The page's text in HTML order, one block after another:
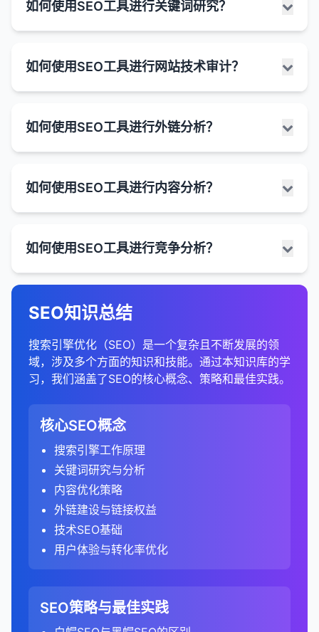
易于实施和维护，通常放置在页面的head部
将标记直接嵌入到HTML元素中。
RDFa：
不如JSON-ld和Microdata常用。
实施结构化数据的最佳实践：
使用推荐的JSON-LD格式。
确保结构化数据准确反映页面内容。
使用相关测试测试工具验证实施。
避免过度使用结构化数据或标记不相关的内容。
总结来说，结构化数据是SEO的重要组成部分，它帮
显示丰富片段，提高点击率和转化率。正确实施结构
化数据可以为网站带来明显的竞争优势，特别是在竞
争激烈的行业。
显示地址、电话、营业时间和评分等信息。
提高点击率：视觉上更吸引人的搜索结果通常获得
更高的点击率。
息，帮助他们做出更明智的决定。
增加搜索可见性：丰富片段通常比标准结果占据更
竞争优势：在竞争激烈的搜索结果中，丰富片段可
以帮助你的结果脱颖而出。
名，但提高的点击率和用户参与度可能间接有助于
排名。
使用结构化数据：
在页面中添加结构化数据标记（如JSON-LD、
Microdata或RDFa）。
选择适合合你内容类型的结构化数据。
只标记页面上实际存在的内容。
避免使用误导性或不准确的标记。
测试和验证：
使用相关测试工具验证标记。
在相关搜索控制台中监控结构化数据报告。
总结来说，丰富片段是增强强搜索结果的有效方式，
可以可以提高点击率、提供更多信息并增加搜索可见
以为用户提供更好的搜索体验，同时同时获得潜在的
SEO优势。虽然丰富片段不直接影响排名，但它们可
直接答案。
通常包含一个简短的文本摘要、列表或表格。
上。
本地搜索结果：
通常包含地图和本地企业列表。
图片和视频结果：
可能以网格形式显示在有机搜索结果中或有专门
的标签页。
显示与查询相关的新闻文章。
通常有专门的"新闻"标签页。
位于搜索结果底部的相关查询列表。
帮助用户细化或扩展他们的搜索。
serps对SEO的重要性：
排名目标：SEO的主要目标是提高网站在相关关键
点击率：serps中的位置和展示方式直接影响点击
率。
可见度：在serps中占据多个位置（如有机结果、
知识面板、图片结果等）可以提高品牌可见度。
用户体验：serps的结构和内容直接影响用户体验
和转化率。
竞争分析：分析serps可以帮助了解竞争对手的策
如何优化serps表现：
优化有机搜索排名，争取前10位的位置。
HTTP到HTTPS迁移：将网站从HTTP升级到
本。
如何实施301重定向：
通过服务器配置文件：
Nginx服务器：修改nginx.conf文件
通过CMS插件：
设置301重定向。
通过编程语言：
HTTP头
301重定向的最佳实践：
确保重定向到相关内容，避免将所有页面重定向到
首页。
避免链式重定向（A → B → C），尽量直接重定向
（A → C）。
在网站迁移后，保持301重定向至少1年，以确保搜
索引擎有足够的时间更新索引。
更新内部链接，指向新URL，而不是依赖重定向。
监控重定向状态，确保它们正常工作。
在搜索控制台中提交地址地址更改，通知搜索引擎
302重定向 ：临时重定向，告诉搜索引擎资源只是
URL版本。
常见的重复内容场景：
http://example.com 和 https://example.com
www.example.com 和 example.com
example.com/blog?page=2 等
category=shirts&color=red&sort=price
移动版本：
example.com/page 和 m.example.com/page
打印机友好版本：
example.com/article 和
如何实施规范URL：
添加rel="canonical"标签
在HTML头部添加link标签，指定规范URL：
使用HTTP头：
对于非HTML文件（如PDF），可以使用HTTP
头指定规范URL：
通过搜索控制台：
规范URL的最佳实践：
会将单页会话转换为非跳出会话。
GA4中的跳出率定义：
基于事件的定义：
话"的反面。
率"，即参与会话占总会话的百分比。
参与会话是指满足以下任一条件的会话：
包含至少一个转化事件
包含至少两个页面或屏幕浏览
参与率 = (参与会话数 / 总会话数) × 100%
虽然GA4不直接提供跳出率，但可以通过以下
跳出率 ≈ (1 - (参与会话数 / 总会话数)) ×
特点：
GA4更关注用户参与度，而不仅仅是页面浏
览。
过10秒或触发了转化事件，也会被视为参与会
GA4默认跟踪更多类型的互动事件，如页面滚
动、视频播放等。
两种定义的主要区别：
跟踪模型：
Universal Analytics：基于会话和页面浏览的跟
都视为事件。
定义方式：
词。
3. 评估网站内容
评估他们的内容类型（如博客、指南、视频等）。
确定他们的内容差距，即他们没有覆盖但用户需要
分析他们的内容更新频率和新鲜度。
4. 分析链接概况
评估竞争对手的外链数量、质量和多样性。
识别他们的主要链接来源和链接建设策略。
分析他们的内部链接结构和锚文本分布。
分析竞争对手网站的技术SEO状况，包括页面速
度、移动友好性等。
检查他们的网站架构、URL结构和内部链接。
检查他们的结构化数据实施情况。
6. 分析用户体验
评估竞争对手网站的用户体验，包括导航、设计和
内容布局。
分析他们的转化率优化策略。
评估他们的移动端体验。
评估他们的品牌提及和声誉。
分析他们的内容在社交媒体上的表现。
识别表现最佳的页面和关键词。
分析流量趋势，了解SEO努力的效果。
识别带来最多流量的关键词。
找出有高展示次数但低点击率的关键词，优化这
发现新的关键词机会。
页面分析：
识别表现最佳的页面，了解它们成功的原因。
找出需要改进的页面。
2. 分析索引状态
了解网站中有多少页面被Google索引。
识别被排除在索引之外的页面及其原因。
检查是否有重复内容、服务器错误或抓取问题。
URL检查工具：
检查特定URL的索引状态。
了解Google如何渲染和理解页面内容。
网站地图报告：
监控提交的网站地图状态。
了解Google从网站地图中索引了多少页面。
3. 监控技术问题
移动可用性报告：
检查网站在移动设备上的可用性问题。
修复移动兼容性问题，提高移动用户体验。
识别需要优化的页面，以提高用户体验和排名。
1. 分析有机搜索流量
获取概览：
搜索流量的总体情况。
比较有机搜索与其他渠道（如直接访问、社交媒
分析有机搜索流量的趋势，了解SEO努力的效
在"获取" > "所有流量" > "来源/媒介"报告中查
流量比例。
分析这些页面的跳出率、停留时间和转化率。
识别需要优化的低性能页面。
2. 分析用户行为
跳出率分析 ：
相关性和质量的反应。
比较不同页面和不同关键词的跳出率。
高跳出率可能表明内容与用户意图不匹配或用户
体验不佳。
停留时间分析：
分析有机搜索访客的平均停留时间。
较长的停留时间通常表明内容有价值且引人入
胜。
页面浏览量和会话深度：
分析有机搜索访客的平均页面浏览量和会话深
如何分析SEO数据并制定优化策略：
1. 确定关键绩效指标（KPIs）
比例。
参与度指标：跳出率、平均停留时间、平均页面浏
览量。
技术指标：爬行错误、索引覆盖率、页面速度。
链接指标：外链数量、外链质量、锚文本分布。
2. 收集数据
分析工具 ：Google Analytics、Google Analytics
4。
SEO工具 ：SEMrush、Ahrefs、Moz、Majestic。
技术SEO工具：Screaming Frog、Sitebulb、
PageSpeed Insights。
3. 分析数据
A. 流量分析
分析有机搜索流量的总体趋势和季节性变化。
识别表现最佳的页面和关键词。
分析流量来源（如不同搜索引擎、不同国家/地
区）。
比较有机搜索与其他渠道的表现。
B. 排名分析
监控目标关键词的排名变化。
分析排名变化的原因（如算法更新、内容更改、链
或图像表示的过程，以便更直观地理解、分析和沟通
数据洞察。在SEO中，数据可视化可以帮助SEO专业
趋势和模式，并做出数据驱动的决策。
SEO中数据可视化的作用：
1. 简化复杂数据
计、用户行为和技术指标。
图形和图表。
这使得即使是非技术人员也能理解SEO数据和趋
2. 识别趋势和模式
可视化可以帮助快速识别数据中的趋势和模式，这
例如，通过趋势线图可以轻松识别有机搜索流量的
季节性变化或长期增长趋势。
热图可以显示用户在页面上的点击模式和注意力分
布。
数据可视化可以帮助快速发现SEO机会和问题。
例如，通过比较不同页面的表现图表，可以识别表
现异常的页面。
通过链接概览图，可以识别潜在的链接建设机会。
4. 提高沟通效率
可视化使SEO数据和洞察更容易传达给非技术人员
和决策者。
5. 支持数据驱动决策
如何使用SEO工具进行关键词研究？
搜索引擎中使用的词语和短语，以便优化网站内容，
提高在相关搜索中的可见度。SEO工具可以大大简化
排名难度和相关关键词的宝贵数据。
如何使用SEO工具进行关键词研究：
1. 确定核心关键词
使用头脑风暴和客户反馈来确定初步的核心关键词
列表。
2. 使用关键词研究工具扩展列表
关键词建议工具：
Keyword Planner等工具的关键词建议功能。
输入核心关键词，获取相关关键词建议。
关注长尾关键词，它们通常竞争度较低，转化率
竞争对手分析：
使用SEO工具分析竞争对手排名的关键词。
识别竞争对手排名良好但你尚未针对的关键词机
会。
问题关键词：
查找用户在搜索中提出的问题。
这些关键词可以用于创建FAQ页面和回答式内
容。
3. 分析关键词指标
搜索量：
了解每月搜索特定关键词的次数。
如何使用SEO工具进行网站技术审计？
识别可能影响搜索引擎爬行、索引和排名的技术问
题。SEO工具可以自动化大部分审计过程，提供详细
如何使用SEO工具进行网站技术审计：
网站爬行工具：Screaming Frog SEO Spider、
页面速度工具：Google PageSpeed Insights、
移动友好性工具 ：Google Mobile-Friendly
Test、BrowserStack。
2. 配置审计设置
设置爬行范围：
指定要审计的域名和子域名。
设置爬行限制（如页面数量、深度）。
配置排除规则，排除不需要审计的页面。
设置用户代理：
选择要模拟的搜索引擎爬虫（如
或使用默认用户代理进行全面审计。
配置高级设置：
如何使用SEO工具进行外链分析？
数量、质量、多样性和来源。外链是搜索引擎排名的
重要因素，因此分析和监控外链概况对于制定有效的
据和分析，帮助了解网站的链接概况和竞争
如何使用SEO工具进行外链分析：
1. 选择合适的外链分析工具
全面SEO工具：SEMrush、Ahrefs、Moz Pro。
专门的外链工具：Majestic、
LinkResearchTools。
A. 基本外链指标
外链总数：网站获得的总外链数量。
唯一域名数：链接到网站的唯一域名数量。
引用域与外链比例
nofollow与dofollow比例
B. 链接质量分析
域名权威性：使用工具的域名权威性指标（如
如何使用SEO工具进行内容分析？
程，旨在识别改进机会并制定内容优化策略。SEO工
具可以提供有关内容性能、关键词使用、内容结构和
用户参与度的宝贵数据，帮助创建更有效的内容策
略。
1. 选择合适的SEO工具
内容性能分析工具：Google Analytics、Google
Analytics。
内容优化工具：Clearscope、MarketMuse、
Frase、Surfer SEO。
内容审计工具：Screaming Frog、Sitebulb、
SEMrush Site Audit。
关键词研究工具：SEMrush、Ahrefs、Moz
Keyword Explorer。
竞争分析工具：SEMrush、Ahrefs、BuzzSumo。
A. 流量和排名分析
识别带来最多有机搜索流量的页面。
如何使用SEO工具进行竞争分析？
势的过程，旨在识别机会、避免常见错误，并制定更
键词排名、内容策略、链接概况和技术SEO的宝贵数
据，帮助全面了解竞争 landscape。
1. 识别主要竞争对手
直接竞争对手
：业务上的直接竞争对手。
有机搜索竞争对手 ：在有机搜索结果中与你竞争的
网站，即使它们不是直接的业务竞争对手。
使用SEO工具识别竞争对手
使用SEMrush、Ahrefs等工具的竞争对手分析
功能。
输入你的域名，工具会自动识别主要的有机搜索
搜索核心业务关键词，识别排名靠前的网站。
SEO知识总结
搜索引擎优化（SEO）是一个复杂且不断发展的领
域，涉及多个方面的知识和技能。通过本知识库的学
习，我们涵盖了SEO的核心概念、策略和最佳实践。
核心SEO概念
搜索引擎工作原理
关键词研究与分析
内容优化策略
外链建设与链接权益
技术SEO基础
用户体验与转化率优化
SEO策略与最佳实践